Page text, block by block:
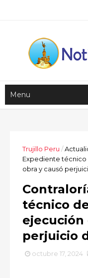
Trujillo Peru /
Expediente
obra y causó
técnico
ejecución
perjuicio
octubre 17, 2024